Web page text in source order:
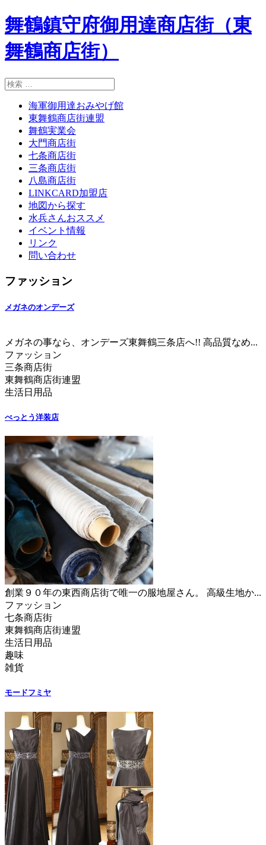
舞鶴鎮守府御用達商店街（東
舞鶴商店街）
検
海軍御用達おみやげ館
東舞鶴商店街連盟
舞鶴実業会
大門商店街
七条商店街
三条商店街
八島商店街
LINKCARD加盟店
地図から探す
水兵さんおススメ
イベント情報
リンク
問い合わせ
ファッション
メガネのオンデーズ
メガネの事なら、オンデーズ東舞鶴三条店へ!! 高品質なめ...
ファッション
三条商店街
東舞鶴商店街連盟
生活日用品
べっとう洋装店
創業９０年の東西商店街で唯一の服地屋さん。 高級生地か...
ファッション
七条商店街
東舞鶴商店街連盟
生活日用品
趣味
雑貨
モードフミヤ